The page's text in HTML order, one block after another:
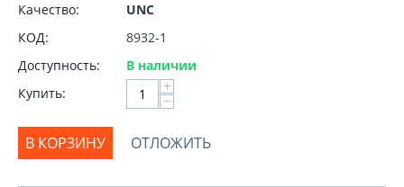
Качество:
UNC
КОД:
8932-1
Доступность:
В наличии
Купить:
+
−
В КОРЗИНУ ОТЛОЖИТЬ